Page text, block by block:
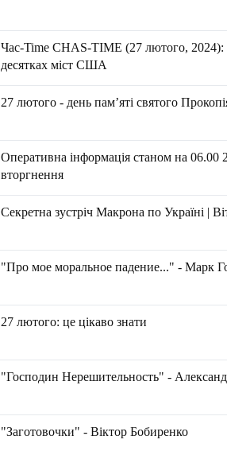
Час-Time CHAS-TIME (27 лютого,
десятках міст США
27 лютого - день пам’яті святого
Оперативна інформація станом на 06.00
вторгнення
Секретна зустріч Макрона по Україні |
"Про мое моральное падение..." - Марк
27 лютого: це цікаво знати
"Господин Нерешительность" -
"Заготовочки" - Віктор Бобиренко